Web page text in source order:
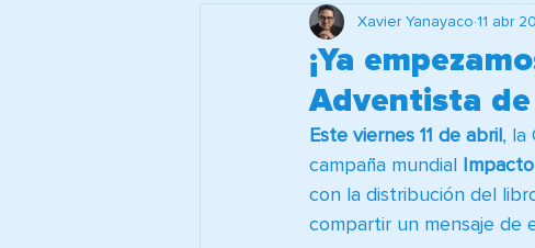
Evangelismo Brigadas Médicas
¡Ya
Adventista
Xavier Yanayaco 11 abr
Este viernes 11 de abril, la
campaña mundial
con la distribución del
compartir un mensaje de